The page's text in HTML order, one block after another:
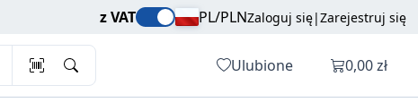
z VAT PL/PLNZaloguj się|Zarejestruj się
Ulubione Otwórz
0,00 zł
21,60 zł
brutto / szt. Dodaj do koszyka